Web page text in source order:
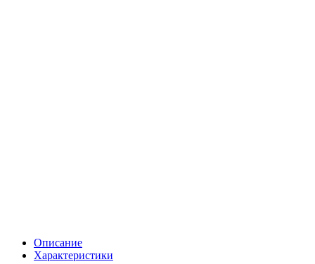
Описание
Характеристики